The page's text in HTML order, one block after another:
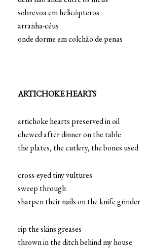
sobrevoa em helicópteros
arranha-céus
onde dorme em colchão de penas
ARTICHOKE HEARTS
artichoke hearts preserved in oil
chewed after dinner on the table
the plates, the cutlery, the bones used
cross-eyed tiny vultures
sweep through
sharpen their nails on the knife grinder
rip the skins greases
thrown in the ditch behind my house